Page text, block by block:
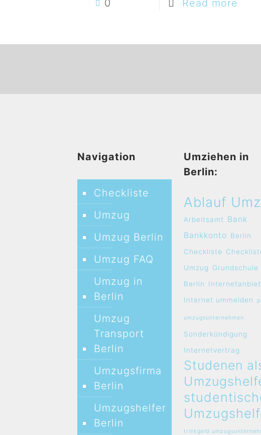
0 Read more
Navigation
Checkliste
Umzug
Umzug Berlin
Umzug FAQ
Umzug in
Berlin
Umzug
Transport
Berlin
Umzugsfirma
Berlin
Umzugshelfer
Berlin
Umziehen in
Berlin:
Ablauf
Arbeitsamt
Bank
Bankkonto Berlin
Checkliste
Umzug
Grundschule
Berlin
Internet ummelden
umzugsunternehmen
Sonderkündigung
Internetvertrag
Studenen
trinkgeld